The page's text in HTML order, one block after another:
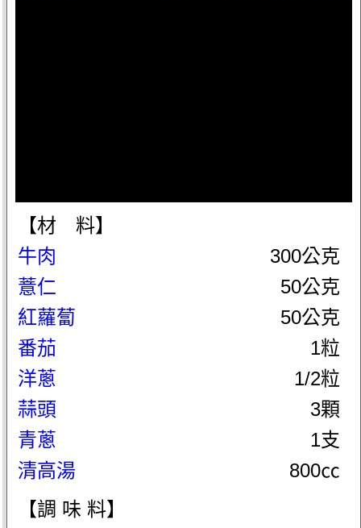
【材 料】
牛肉
300公克
薏仁
50公克
紅蘿蔔
50公克
番茄
1粒
洋蔥
1/2粒
蒜頭
3顆
青蔥
1支
清高湯
800㏄
【調 味 料】